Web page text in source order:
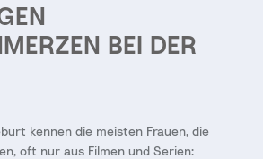
BEI DER
kennen die meisten Frauen, die
oft nur aus Filmen und Serien: